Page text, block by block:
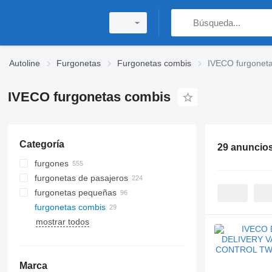
Autoline Furgonetas Furgonetas combis IVECO
IVECO furgonetas combis
Categoría
furgones
furgonetas de pasajeros
furgonetas pequeñas
furgonetas combis
mostrar todos
Marca
29